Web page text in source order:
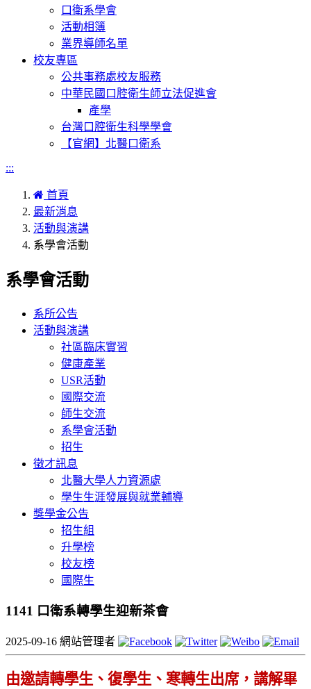
口衛系學會
活動相簿
業界導師名單
校友專區
公共事務處校友服務
中華民國口腔衛生師立法促進會
產學
台灣口腔衛生科學學會
【官網】北醫口衛系
:::
首頁
最新消息
活動與演講
系學會活動
系學會活動
系所公告
活動與演講
社區臨床實習
健康產業
USR活動
國際交流
師生交流
系學會活動
招生
徵才訊息
北醫大學人力資源處
學生生涯發展與就業輔導
獎學金公告
招生組
升學榜
校友榜
國際生
1141 口衛系轉學生迎新茶會
2025-09-16 網站管理者
由邀請轉學生、復學生、寒轉生出席，講解畢